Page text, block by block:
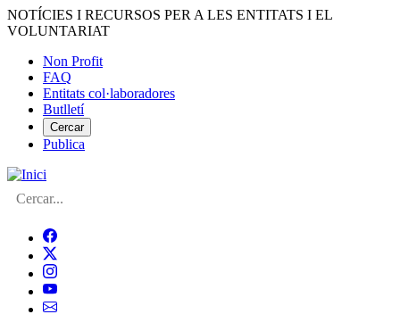
Vés
al
NOTÍCIES I RECURSOS PER A LES ENTITATS I EL
VOLUNTARIAT
Menú
del
compte
d'usuari
Non Profit
FAQ
Entitats col·laboradores
Butlletí
Cercar
Publica
Cerca